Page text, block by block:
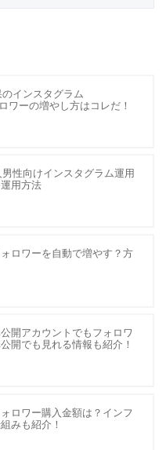
のインスタグラム
ワーの増やし方はコレだ！
男性向けインスタグラム運用
用方法
ロワーを自動で増やす？方
開アカウントでもフォロワ
開でも見れる情報も紹介！
ロワー購入金額は？インフ
みも紹介！